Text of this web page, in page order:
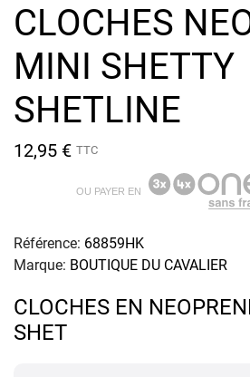
CLOCHES
MINI SHETTY
SHETLINE
12,95 € TTC
OU PAYER EN
Référence: 68859HK
Marque: BOUTIQUE DU CAVALIER
CLOCHES EN
SHET